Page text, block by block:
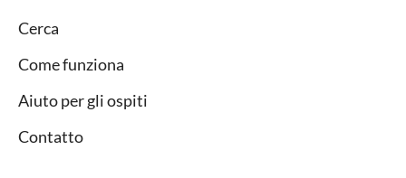
Cerca
Come funziona
Aiuto per gli ospiti
Contatto